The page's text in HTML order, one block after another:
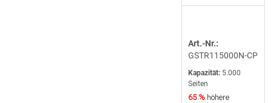
Art.-Nr.:
GSTR115000N-CP
Kapazität: 5.000
Seiten
65 % höhere